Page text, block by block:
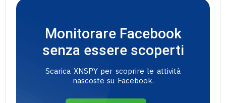
Monitorare Facebook
senza essere scoperti
Scarica XNSPY per scoprire le attività
nascoste su Facebook.